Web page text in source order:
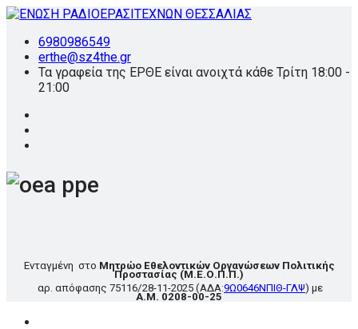
6980986549
erthe@sz4the.gr
Τα γραφεία της ΕΡΘΕ είναι ανοιχτά κάθε Τρίτη 18:00 -
21:00
Ενταγμένη στο Μητρώο Εθελοντικών Οργανώσεων Πολιτικής
Προστασίας (Μ.Ε.Ο.Π.Π.)
αρ. απόφασης 75116/28-11-2025 (ΑΔΑ:9Ω0646ΝΠΙΘ-ΓΛΨ) με
Α.Μ. 0208-00-25